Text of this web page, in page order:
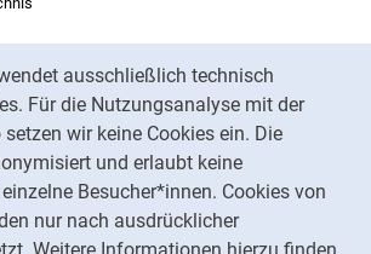
ausschließlich technisch
Für die Nutzungsanalyse mit der
wir keine Cookies ein. Die
und erlaubt keine
Besucher*innen. Cookies von
nur nach ausdrücklicher